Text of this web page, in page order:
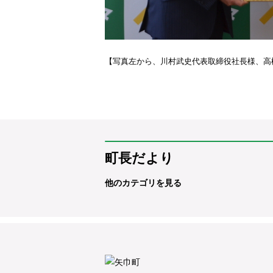
【写真左から、川村武史代表取締役社長様、
町長だより
他のカテゴリを見る